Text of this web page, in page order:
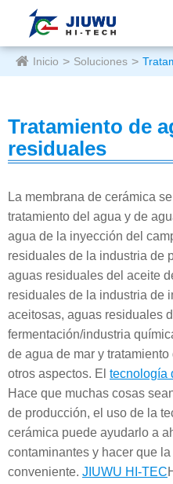
Inicio Soluciones
Tratamiento de
residuales
La membrana de cerámica
tratamiento del agua y de
agua de la inyección del
residuales de la industria de
aguas residuales del aceite
residuales de la industria de
aceitosas, aguas residuales
fermentación/industria
de agua de mar y
otros aspectos. El tecnología
Hace que muchas cosas
de producción, el uso de la
cerámica puede ayudarlo a
contaminantes y hacer que
conveniente. JIUWU HI-TEC